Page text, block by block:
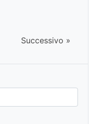
Successivo »